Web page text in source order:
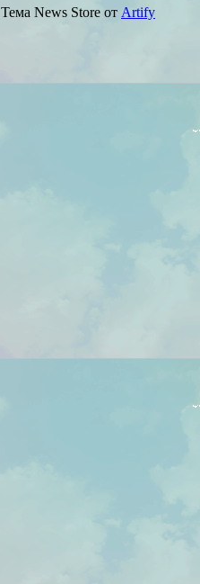
Тема News Store от Artify